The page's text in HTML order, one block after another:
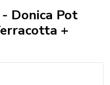
Donica Pot
+